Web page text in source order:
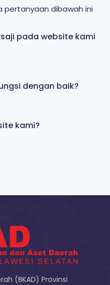
dibawah ini
pada website kami
dengan baik?
kami?
(BKAD) Provinsi